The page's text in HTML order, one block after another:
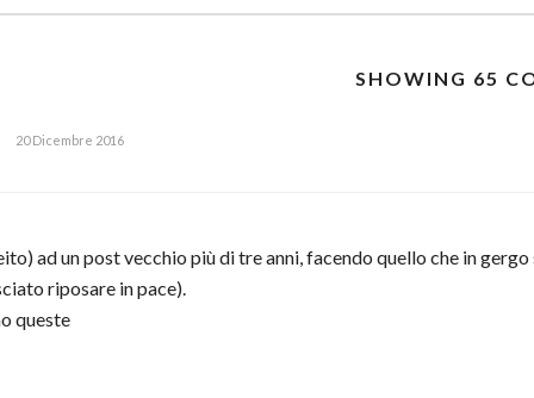
SHOWING 65
20 Dicembre 2016
ad un post vecchio più di tre anni, facendo quello che in
riposare in pace).
queste